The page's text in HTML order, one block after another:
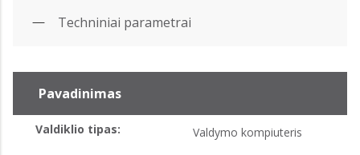
Techniniai parametrai
Pavadinimas
Valdiklio tipas: Valdymo kompiuteris